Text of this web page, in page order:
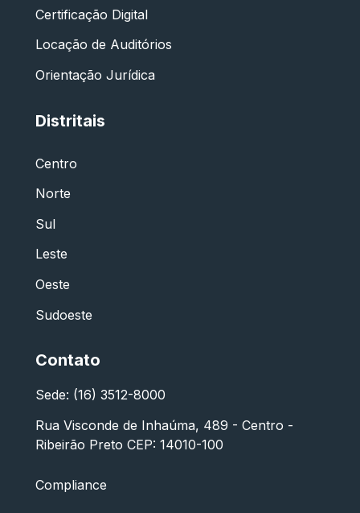
Certificação Digital
Locação de Auditórios
Orientação Jurídica
Distritais
Centro
Norte
Sul
Leste
Oeste
Sudoeste
Contato
Sede: (16) 3512-8000
Rua Visconde de Inhaúma, 489 - Centro -
Ribeirão Preto CEP: 14010-100
Compliance